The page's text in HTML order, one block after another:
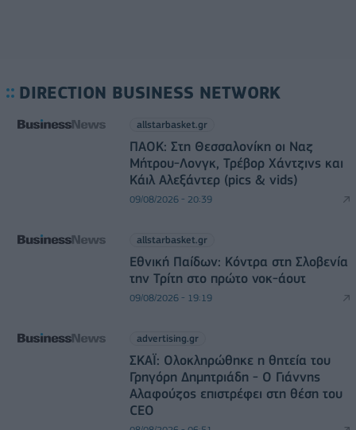
DIRECTION BUSINESS NETWORK
allstarbasket.gr
ΠΑΟΚ: Στη Θεσσαλονίκη οι Ναζ
Μήτρου-Λονγκ, Τρέβορ Χάντζινς και
Κάιλ Αλεξάντερ (pics & vids)
09/08/2026 - 20:39
allstarbasket.gr
Εθνική Παίδων: Κόντρα στη Σλοβενία
την Τρίτη στο πρώτο νοκ-άουτ
09/08/2026 - 19:19
advertising.gr
ΣΚΑΪ: Ολοκληρώθηκε η θητεία του
Γρηγόρη Δημητριάδη - Ο Γιάννης
Αλαφούζος επιστρέφει στη θέση του
CEO